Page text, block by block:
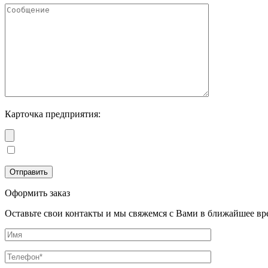
Карточка предприятия:
Оформить заказ
Оставьте свои контакты и мы свяжемся с Вами в ближайшее